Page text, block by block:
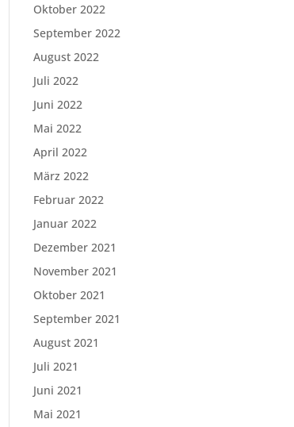
Oktober 2022
September 2022
August 2022
Juli 2022
Juni 2022
Mai 2022
April 2022
März 2022
Februar 2022
Januar 2022
Dezember 2021
November 2021
Oktober 2021
September 2021
August 2021
Juli 2021
Juni 2021
Mai 2021